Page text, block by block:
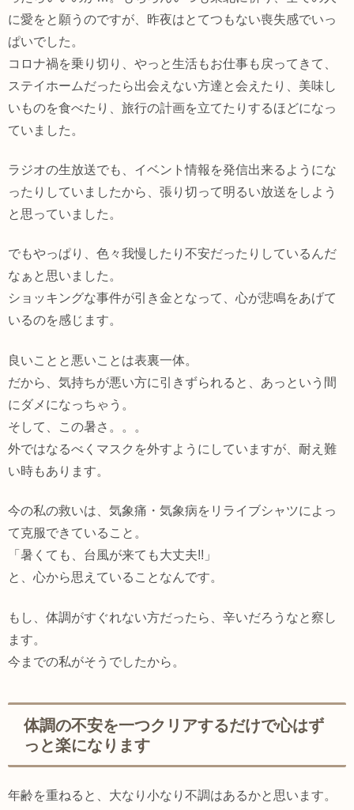
に愛をと願うのですが、昨夜はとてつもない喪失感でいっ
ぱいでした。
コロナ禍を乗り切り、やっと生活もお仕事も戻ってきて、
ステイホームだったら出会えない方達と会えたり、美味し
いものを食べたり、旅行の計画を立てたりするほどになっ
ていました。
ラジオの生放送でも、イベント情報を発信出来るようにな
ったりしていましたから、張り切って明るい放送をしよう
と思っていました。
でもやっぱり、色々我慢したり不安だったりしているんだ
なぁと思いました。
ショッキングな事件が引き金となって、心が悲鳴をあげて
いるのを感じます。
良いことと悪いことは表裏一体。
だから、気持ちが悪い方に引きずられると、あっという間
にダメになっちゃう。
そして、この暑さ。。。
外ではなるべくマスクを外すようにしていますが、耐え難
い時もあります。
今の私の救いは、気象痛・気象病をリライブシャツによっ
て克服できていること。
「暑くても、台風が来ても大丈夫!!」
と、心から思えていることなんです。
もし、体調がすぐれない方だったら、辛いだろうなと察し
ます。
今までの私がそうでしたから。
体調の不安を一つクリアするだけで心はず
っと楽になります
年齢を重ねると、大なり小なり不調はあるかと思います。